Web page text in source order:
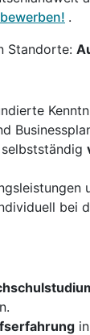
.
Standorte:
bei